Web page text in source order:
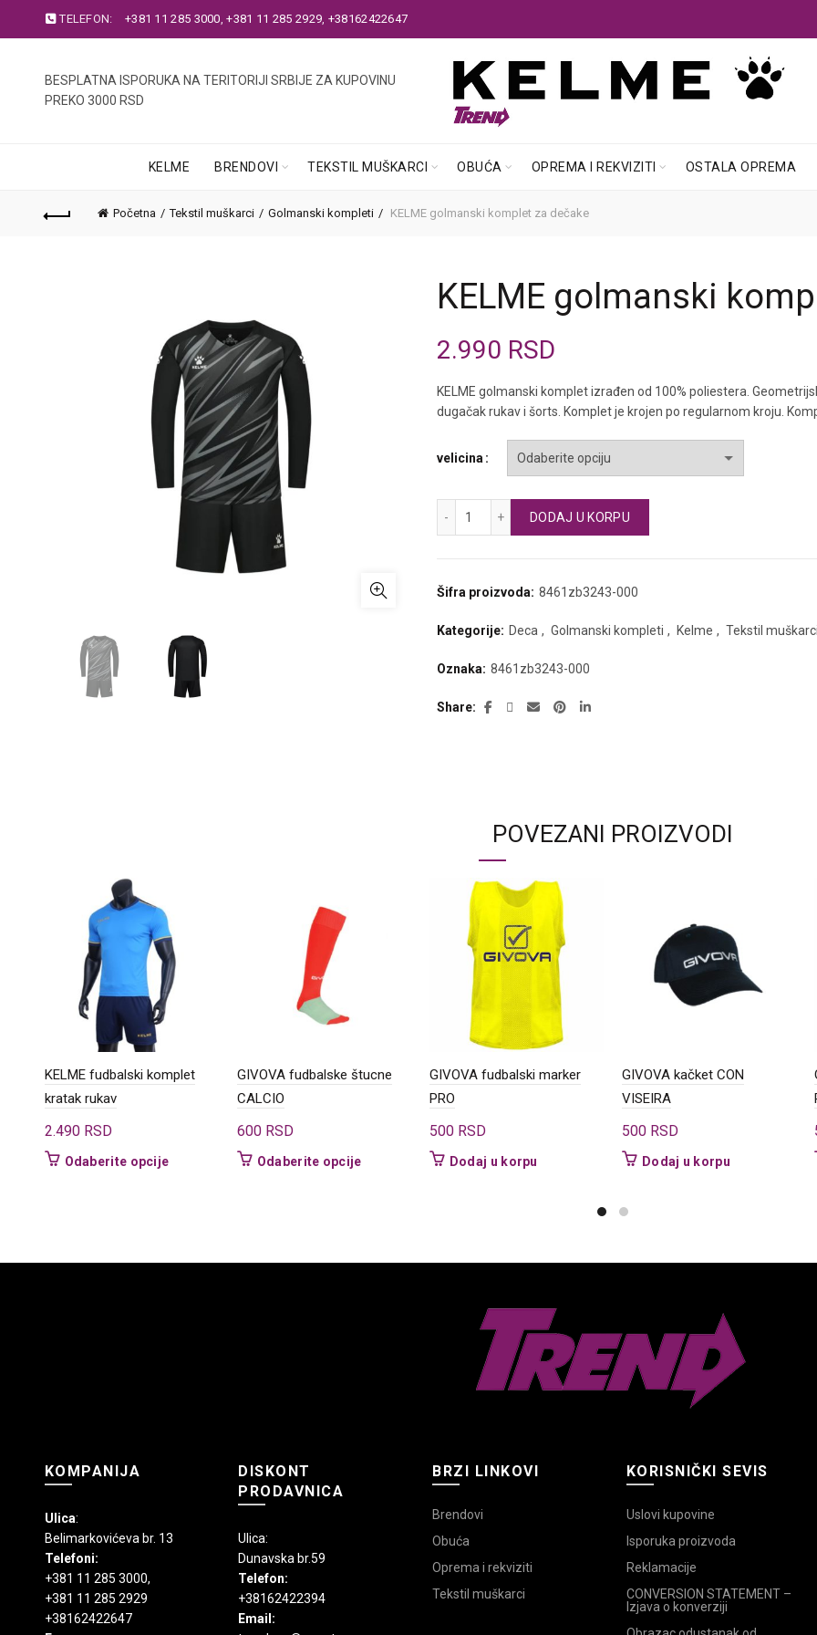
TELEFON: +381 11 285 3000,+381 11 285 2929, +38162422647
BESPLATNA ISPORUKA NA TERITORIJI SRBIJE ZA KUPOVINU
PREKO 3000 RSD
KELME BRENDOVI TEKSTIL MUŠKARCI OBUĆA OPREMA I REKVIZITI OSTALA OPREMA
Početna Tekstil muškarci Golmanski kompleti KELME golmanski komplet za dečake
KELME golmanski
2.990 RSD
KELME golmanski komplet izrađen od 100% poliestera.
dugačak rukav i šorts. Komplet je krojen po regularnom kroju.
velicina
DODAJ U KORPU
Šifra proizvoda: 8461zb3243-000
Kategorije: Deca , Golmanski kompleti , Kelme , Tekstil muškarci
Oznaka: 8461zb3243-000
Share
POVEZANI PROIZVODI
KELME fudbalski komplet
kratak rukav
2.490 RSD
Odaberite opcijeOvaj
Opcije
GIVOVA fudbalske štucne
CALCIO
600 RSD
Odaberite opcijeOvaj
Opcije
GIVOVA fudbalski marker
PRO
500 RSD
Dodaj u korpu
GIVOVA kačket CON
VISEIRA
500 RSD
Dodaj u korpu
KOMPANIJA
Ulica:
Belimarkovićeva br. 13
Telefoni:
+381 11 285 3000,
+381 11 285 2929
+38162422647
DISKONT
PRODAVNICA
Ulica:
Dunavska br.59
Telefon:
+38162422394
Email:
BRZI LINKOVI
Brendovi
Obuća
Oprema i rekviziti
Tekstil muškarci
KORISNIČKI SEVIS
Uslovi kupovine
Isporuka proizvoda
Reklamacije
CONVERSION STATEMENT –
Izjava o konverziji